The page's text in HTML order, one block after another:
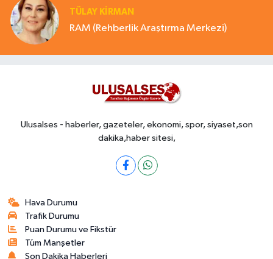
TÜLAY KİRMAN
RAM (Rehberlik Araştırma Merkezi)
Ulusalses - haberler, gazeteler, ekonomi, spor, siyaset,son
dakika,haber sitesi,
Hava Durumu
Trafik Durumu
Puan Durumu ve Fikstür
Tüm Manşetler
Son Dakika Haberleri